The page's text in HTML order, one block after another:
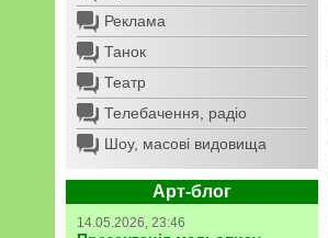
Реклама
Танок
Театр
Телебачення, радіо
Шоу, масові видовища
Арт-блог
14.05.2026, 23:46